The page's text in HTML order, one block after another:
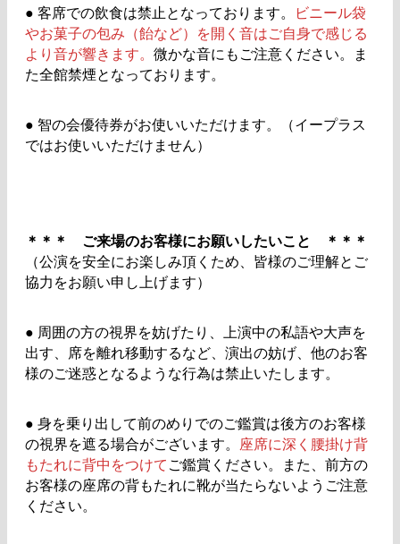
● 客席での飲食は禁止となっております。
ビニール袋
やお菓子の包み（飴など）を開く音はご自身で感じる
より音が響きます。 微かな音にもご注意ください。ま
た全館禁煙となっております。
● 智の会優待券がお使いいただけます。（イープラス
ではお使いいただけません）
＊＊＊ ご来場のお客様にお願いしたいこと ＊＊＊
（公演を安全にお楽しみ頂くため、皆様のご理解とご
協力をお願い申し上げます）
● 周囲の方の視界を妨げたり、上演中の私語や大声を
出す、席を離れ移動するなど、演出の妨げ、他のお客
様のご迷惑となるような行為は禁止いたします。
● 身を乗り出して前のめりでのご鑑賞は後方のお客様
の視界を遮る場合がございます。 座席に深く腰掛け背
もたれに背中をつけてご鑑賞ください。また、前方の
お客様の座席の背もたれに靴が当たらないようご注意
ください。